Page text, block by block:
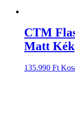
CTM
Matt Kék
135.990 Ft